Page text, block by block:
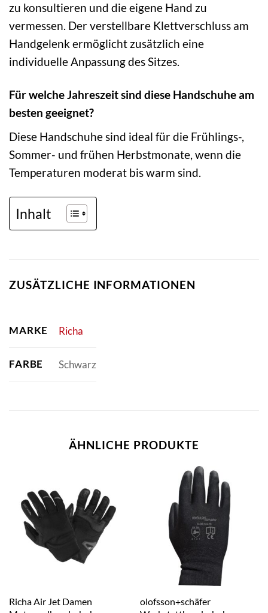
zu konsultieren und die eigene Hand zu
vermessen. Der verstellbare Klettverschluss am
Handgelenk ermöglicht zusätzlich eine
individuelle Anpassung des Sitzes.
Für welche Jahreszeit sind diese Handschuhe am
besten geeignet?
Diese Handschuhe sind ideal für die Frühlings-,
Sommer- und frühen Herbstmonate, wenn die
Temperaturen moderat bis warm sind.
Inhalt
ZUSÄTZLICHE INFORMATIONEN
MARKE Richa
FARBE Schwarz
ÄHNLICHE PRODUKTE
Richa Air Jet Damen
olofsson+schäfer